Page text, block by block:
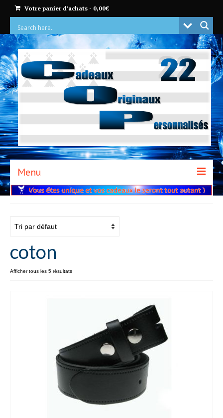
Votre panier d'achats - 0,00€
Menu
BOUTIQUE
VOS VISUELS
Tailles des textiles
qualité des textiles
PROFESSIONNELS
coton
Afficher tous les 5 résultats